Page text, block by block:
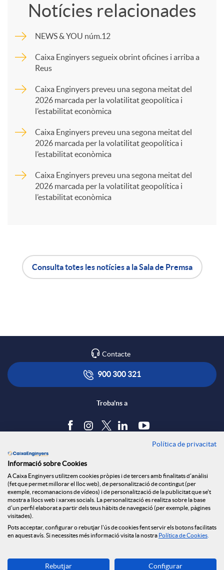
m
p
a
x
S
o
c
Notícies relacionades
NEWS & YOU núm.12
Caixa Enginyers segueix obrint oficines i arriba a
Reus
Caixa Enginyers preveu una segona meitat del
2026 marcada per la volatilitat geopolítica i
l’estabilitat econòmica
Caixa Enginyers preveu una segona meitat del
2026 marcada per la volatilitat geopolítica i
l’estabilitat econòmica
Caixa Enginyers preveu una segona meitat del
2026 marcada per la volatilitat geopolítica i
l’estabilitat econòmica
i
c
i
o
ó
a
l
a
Consulta totes les notícies a la Sala de Premsa
Contacte
900 300 321
Troba'ns a
Política de cookies
Avís legal
Seguretat Online
Canal denúncies
Descarrega-la ara
Política de privacitat
Informació sobre Cookies
A Caixa Enginyers utilitzem cookies pròpies i de tercers amb finalitats d'anàlisi
(fet que permet millorar el lloc web), de personalització de contingut (per
exemple, recomanacions de vídeos) i de personalització de la publicitat que se't
mostra a llocs web i xarxes socials. La personalització es realitza sobre la base
d'un perfil elaborat a partir dels teus hàbits de navegació (per exemple, pàgines
visitades).
Pots acceptar, configurar o rebutjar l'ús de cookies fent servir els botons facilitats
en aquest avís. Si necessites més informació visita la nostra Política de Cookies
Rebutjar Configurar